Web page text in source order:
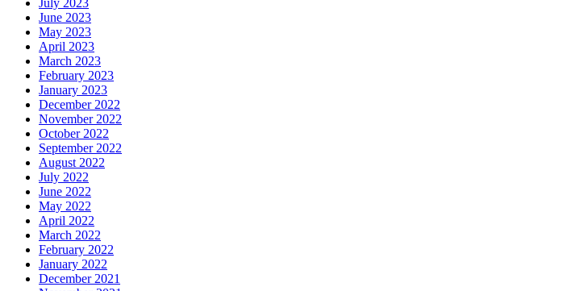
July 2023
June 2023
May 2023
April 2023
March 2023
February 2023
January 2023
December 2022
November 2022
October 2022
September 2022
August 2022
July 2022
June 2022
May 2022
April 2022
March 2022
February 2022
January 2022
December 2021